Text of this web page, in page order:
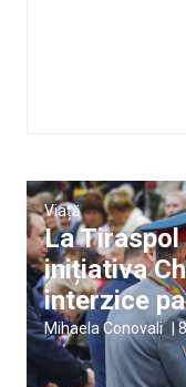
Viață
La
inițiativa
interzice
Mihaela Conovali